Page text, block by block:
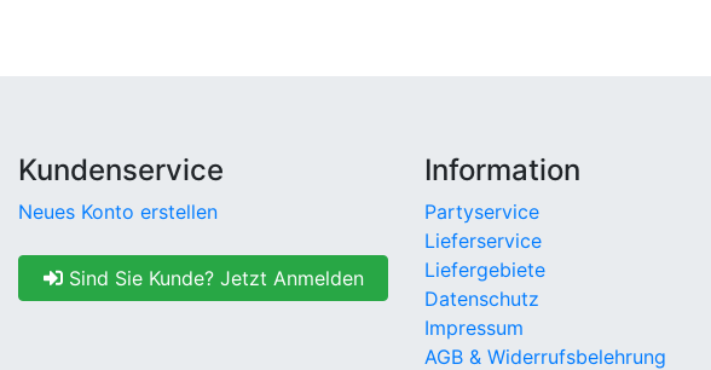
Kundenservice
Neues Konto erstellen
Sind Sie Kunde? Jetzt Anmelden
Information
Partyservice
Lieferservice
Liefergebiete
Datenschutz
Impressum
AGB & Widerrufsbelehrung